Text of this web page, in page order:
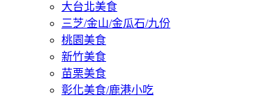
大台北美食
三芝/金山/金瓜石/九份
桃園美食
新竹美食
苗栗美食
彰化美食/鹿港小吃